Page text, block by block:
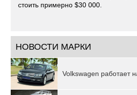
стоить примерно $30 000.
НОВОСТИ МАРКИ
Volkswagen работает